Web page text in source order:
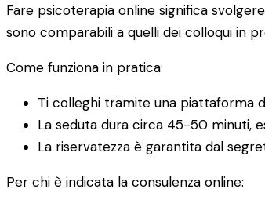
Fare psicoterapia online significa
sono comparabili a quelli dei colloqui in
Come funziona in pratica:
Ti colleghi tramite una piattaforma
La seduta dura circa 45-50 minuti,
La riservatezza è garantita dal
Per chi è indicata la consulenza online: